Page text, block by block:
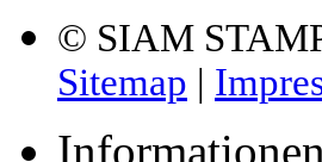
© SIAM
Sitemap |